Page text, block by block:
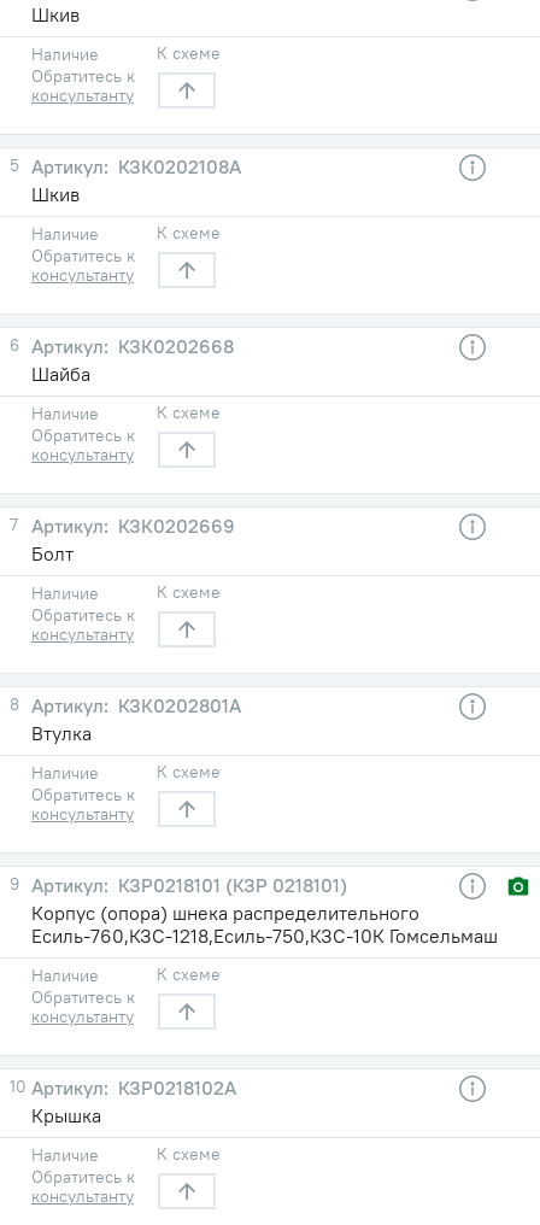
Шкив
Наличие
Обратитесь к
консультанту
К схеме
5
КЗК0202108А
Шкив
Наличие
Обратитесь к
консультанту
К схеме
6
КЗК0202668
Шайба
Наличие
Обратитесь к
консультанту
К схеме
7
КЗК0202669
Болт
Наличие
Обратитесь к
консультанту
К схеме
8
КЗК0202801А
Втулка
Наличие
Обратитесь к
консультанту
К схеме
9
КЗР0218101 (КЗР 0218101)
Корпус (опора) шнека распределительного
Есиль-760,КЗС-1218,Есиль-750,КЗС-10К Гомсельмаш
Наличие
Обратитесь к
консультанту
К схеме
10
КЗР0218102А
Крышка
Наличие
Обратитесь к
консультанту
К схеме